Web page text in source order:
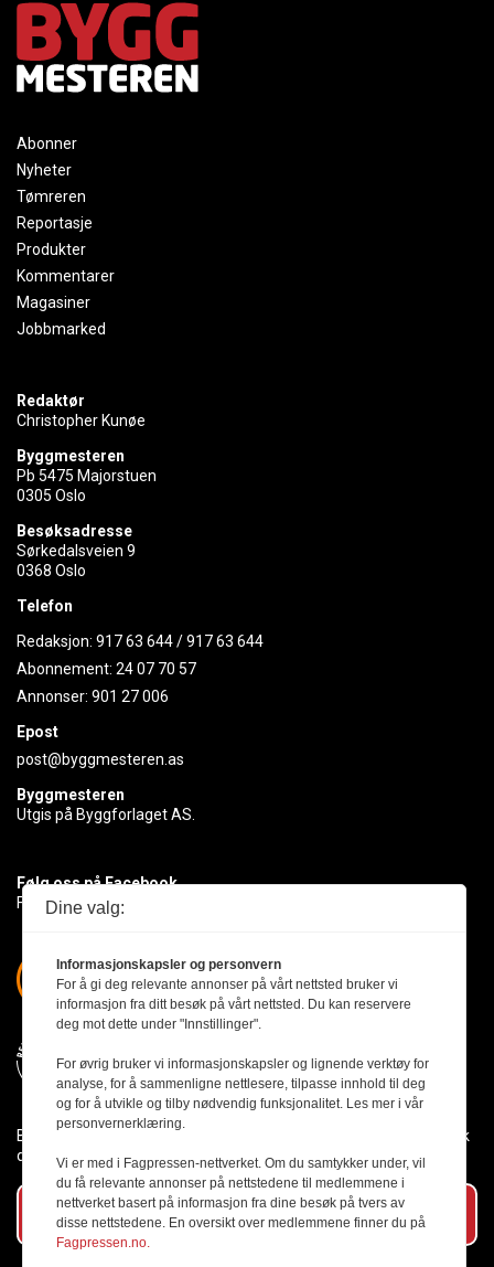
Abonner
Nyheter
Tømreren
Reportasje
Produkter
Kommentarer
Magasiner
Jobbmarked
Redaktør
Christopher Kunøe
Byggmesteren
Pb 5475 Majorstuen
0305 Oslo
Besøksadresse
Sørkedalsveien 9
0368 Oslo
Telefon
Redaksjon: 917 63 644/917 63 644
Abonnement: 24 07 70 57
Annonser: 901 27 006
Epost
post@byggmesteren.as
Byggmesteren
Utgis på Byggforlaget AS.
Følg oss på Facebook
Få med deg det siste innen byggebransjen
Byggmesteren følger Vær Varsom-plakaten og presseetikken slik
den er nedfelt i Redaktørplakaten.
Abonner på vårt nyhetsbrev
Dine valg:
Informasjonskapsler og personvern
For å gi deg relevante annonser på vårt nettsted bruker vi
informasjon fra ditt besøk på vårt nettsted. Du kan reservere
deg mot dette under "Innstillinger".
For øvrig bruker vi informasjonskapsler og lignende verktøy for
analyse, for å sammenligne nettlesere, tilpasse innhold til deg
og for å utvikle og tilby nødvendig funksjonalitet. Les mer i vår
personvernerklæring.
Vi er med i Fagpressen-nettverket. Om du samtykker under, vil
du få relevante annonser på nettstedene til medlemmene i
nettverket basert på informasjon fra dine besøk på tvers av
disse nettstedene. En oversikt over medlemmene finner du på
Fagpressen.no.